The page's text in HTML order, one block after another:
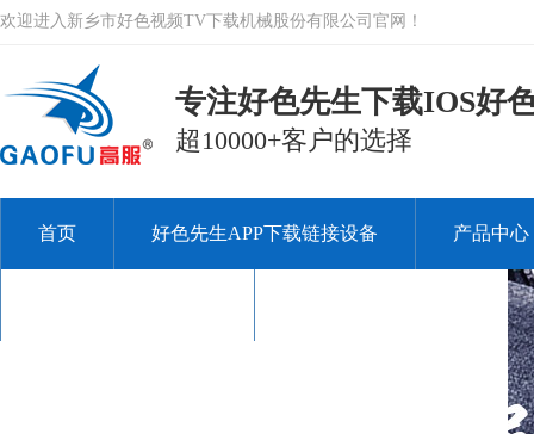
欢迎进入新乡市好色视频TV下载机械股份有限公司官网！
专注好色先生下载IOS好
超10000+客户的选择
首页 好色先生APP下载链接设备 产品中心